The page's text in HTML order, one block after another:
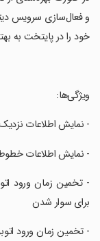
و فعال‌سازی سرویس
خود را در پایتخت به
‏ویژگی‌ها:
‏- نمایش اطلاعات
‏- نمایش اطلاعات
‏- تخمین زمان ورود
برای سوار شدن
‏- تخمین زمان ورود